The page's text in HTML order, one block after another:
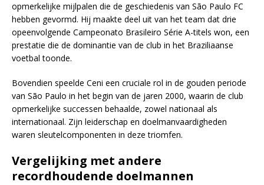
opmerkelijke mijlpalen die de geschiedenis van São Paulo FC
hebben gevormd. Hij maakte deel uit van het team dat drie
opeenvolgende Campeonato Brasileiro Série A-titels won, een
prestatie die de dominantie van de club in het Braziliaanse
voetbal toonde.
Bovendien speelde Ceni een cruciale rol in de gouden periode
van São Paulo in het begin van de jaren 2000, waarin de club
opmerkelijke successen behaalde, zowel nationaal als
internationaal. Zijn leiderschap en doelmanvaardigheden
waren sleutelcomponenten in deze triomfen.
Vergelijking met andere
recordhoudende doelmannen